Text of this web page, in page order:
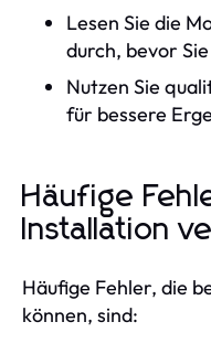
Lesen Sie die
durch, bevor
Nutzen Sie
für bessere
Häufige
Installation
Häufige Fehler, die
können, sind: